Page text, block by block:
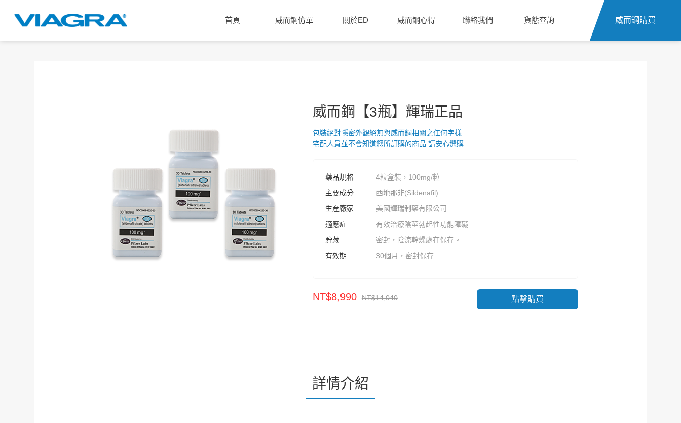
首頁 威而鋼仿單 關於ED 威而鋼心得 聯絡我們 貨態查詢 威而鋼購買
威而鋼【3瓶】輝瑞正品
包裝絕對隱密外觀絕無與威而鋼相關之任何字樣
宅配人員並不會知道您所訂購的商品 請安心選購
藥品規格
4粒盒裝，100mg/粒
主要成分
西地那非(Sildenafil)
生産廠家
美國輝瑞制藥有限公司
適應症
有效治療陰莖勃起性功能障礙
貯藏
密封，陰涼幹燥處在保存。
有效期
30個月，密封保存
NT$8,990 NT$14,040 點擊購買
詳情介紹